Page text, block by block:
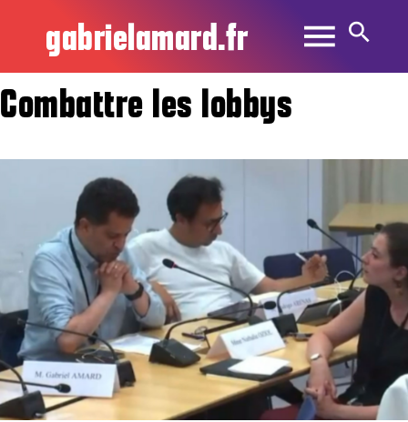
gabrielamard.fr
Combattre les lobbys